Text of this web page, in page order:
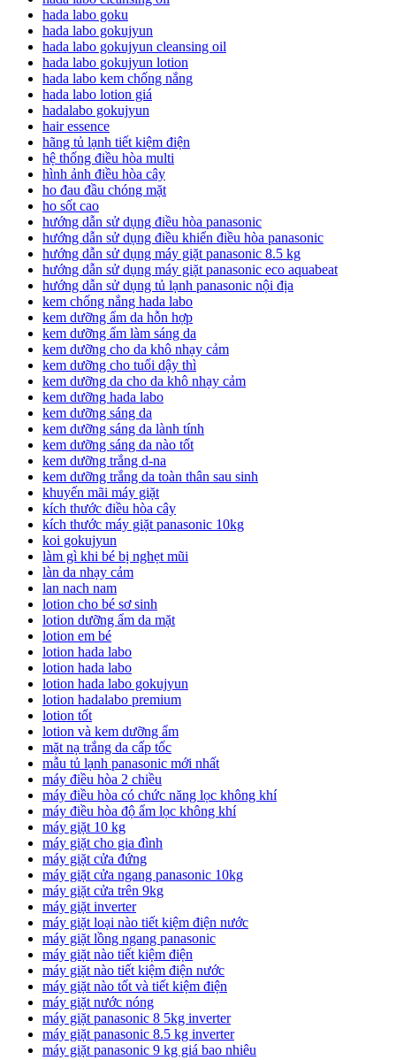
hada labo goku
hada labo gokujyun
hada labo gokujyun cleansing oil
hada labo gokujyun lotion
hada labo kem chống nắng
hada labo lotion giá
hadalabo gokujyun
hair essence
hãng tủ lạnh tiết kiệm điện
hệ thống điều hòa multi
hình ảnh điều hòa cây
ho đau đầu chóng mặt
ho sốt cao
hướng dẫn sử dụng điều hòa panasonic
hướng dẫn sử dụng điều khiển điều hòa panasonic
hướng dẫn sử dụng máy giặt panasonic 8.5 kg
hướng dẫn sử dụng máy giặt panasonic eco aquabeat
hướng dẫn sử dụng tủ lạnh panasonic nội địa
kem chống nắng hada labo
kem dưỡng ẩm da hỗn hợp
kem dưỡng ẩm làm sáng da
kem dưỡng cho da khô nhạy cảm
kem dưỡng cho tuổi dậy thì
kem dưỡng da cho da khô nhạy cảm
kem dưỡng hada labo
kem dưỡng sáng da
kem dưỡng sáng da lành tính
kem dưỡng sáng da nào tốt
kem dưỡng trắng d-na
kem dưỡng trắng da toàn thân sau sinh
khuyến mãi máy giặt
kích thước điều hòa cây
kích thước máy giặt panasonic 10kg
koi gokujyun
làm gì khi bé bị nghẹt mũi
làn da nhạy cảm
lan nach nam
lotion cho bé sơ sinh
lotion dưỡng ẩm da mặt
lotion em bé
lotion hada labo
lotion hada labo
lotion hada labo gokujyun
lotion hadalabo premium
lotion tốt
lotion và kem dưỡng ẩm
mặt nạ trắng da cấp tốc
mẫu tủ lạnh panasonic mới nhất
máy điều hòa 2 chiều
máy điều hòa có chức năng lọc không khí
máy điều hòa độ ẩm lọc không khí
máy giặt 10 kg
máy giặt cho gia đình
máy giặt cửa đứng
máy giặt cửa ngang panasonic 10kg
máy giặt cửa trên 9kg
máy giặt inverter
máy giặt loại nào tiết kiệm điện nước
máy giặt lồng ngang panasonic
máy giặt nào tiết kiệm điện
máy giặt nào tiết kiệm điện nước
máy giặt nào tốt và tiết kiệm điện
máy giặt nước nóng
máy giặt panasonic 8 5kg inverter
máy giặt panasonic 8.5 kg inverter
máy giặt panasonic 9 kg giá bao nhiêu